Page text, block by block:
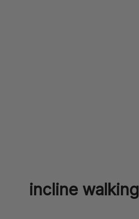
incline walking